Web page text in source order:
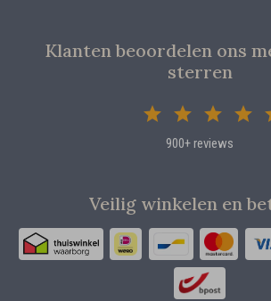
Klanten beoordelen ons
sterren
900+ reviews
Veilig winkelen en